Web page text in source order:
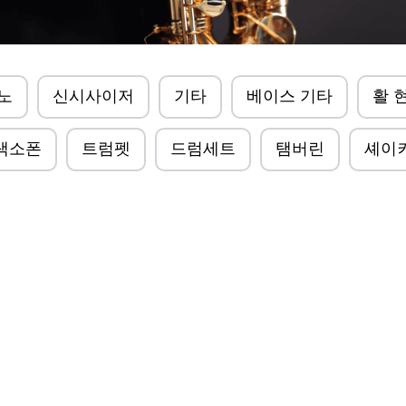
신시사이저 기타 베이스 기타 활
소폰 트럼펫 드럼세트 탬버린 셰이